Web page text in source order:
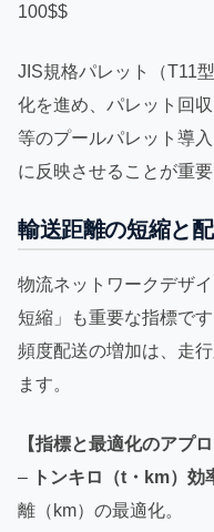
100$$
JIS規格パレット（T11
化を進め、パレット回
等のプールパレット導
に反映させることが重要
輸送距離の短縮と
物流ネットワークデザ
短縮」も重要な指標で
頻度配送の増加は、走
ます。
【指標と最適化のアプロ
–
トンキロ（t・km）効
離（km）の最適化。